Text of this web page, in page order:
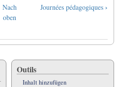
Nach
oben
Journées pédagogiques ›
Outils
Inhalt hinzufügen